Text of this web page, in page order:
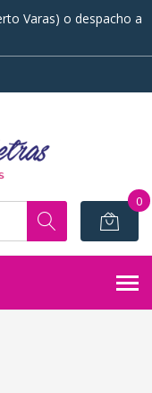
Varas) o despacho a
0